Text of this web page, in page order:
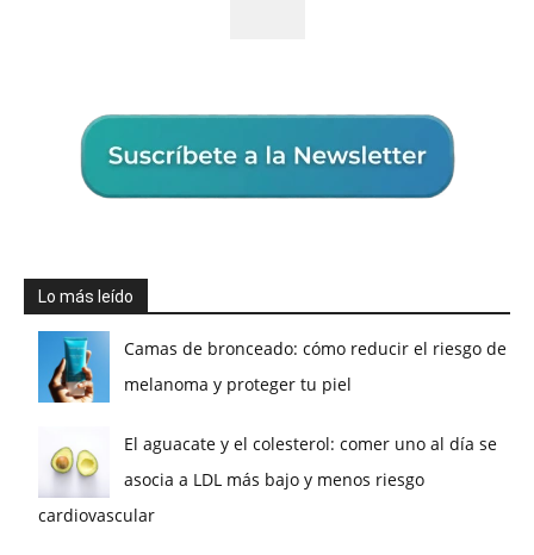
Lo más leído
Camas de bronceado: cómo reducir el riesgo de
melanoma y proteger tu piel
El aguacate y el colesterol: comer uno al día se
asocia a LDL más bajo y menos riesgo
cardiovascular